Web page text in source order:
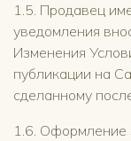
1.5. Продавец
уведомления
Изменения
публикации на
сделанному
1.6. Оформление